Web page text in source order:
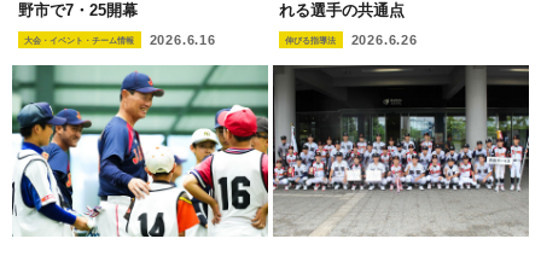
野市で7・25開幕
大会・イベント・チーム情報 2026.6.16
れる選手の共通点
伸びる指導法 2026.6.26